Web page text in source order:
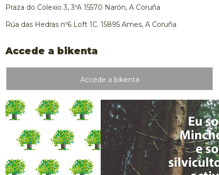
Praza do Colexio 3, 3ºA 15570 Narón, A Coruña
Rúa das Hedras nº6 Loft 1C. 15895 Ames, A Coruña
Accede a bikenta
Accede a bikenta